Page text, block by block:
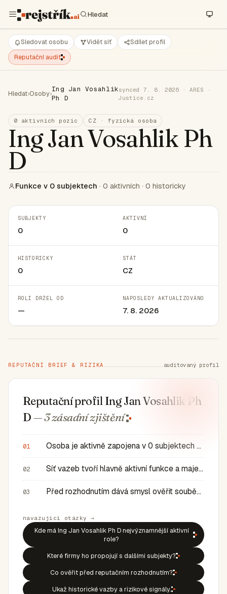
Sledovat osobu Vidět síť
Sdílet profil
Reputační audit
Hledat›Osoby›
Ing Jan Vosahlik
Ph D
synced 7. 8. 2026 · ARES ·
Justice.cz
0 aktivních pozic CZ · fyzická osoba
Ing Jan Vosahlik Ph
D
Funkce v 0 subjektech · 0 aktivních · 0 historicky
SUBJEKTY
0
AKTIVNÍ
0
HISTORICKY
0
STÁT
CZ
ROLI DRŽEL OD
—
NAPOSLEDY AKTUALIZOVÁNO
7. 8. 2026
REPUTAČNÍ BRIEF & RIZIKA auditovaný profil
Reputační profil Ing Jan Vosahlik Ph
D— 3 zásadnízjištění
01 Osoba je aktivně zapojena v 0 subjektech a má 0 historic…
02 Síť vazeb tvoří hlavně aktivní funkce a majetkové role v…
03 Před rozhodnutím dává smysl ověřit souběh rolí, historic…
navazující otázky →
Kde má Ing Jan Vosahlik Ph D nejvýznamnější aktivní
role?
Které firmy ho propojují s dalšími subjekty?
Co ověřit před reputačním rozhodnutím?
Ukaž historické vazby a rizikové signály.